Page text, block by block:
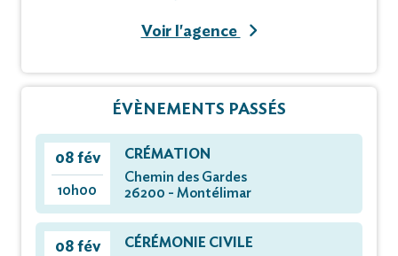
Voir l'agence
ÉVÈNEMENTS PASSÉS
08 fév
10h00
CRÉMATION
Chemin des Gardes
26200 - Montélimar
08 fév
CÉRÉMONIE CIVILE